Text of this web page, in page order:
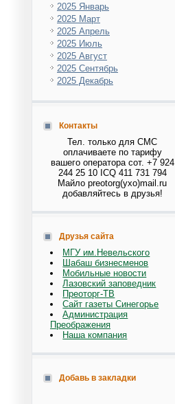
2025 Январь
2025 Март
2025 Апрель
2025 Июль
2025 Август
2025 Сентябрь
2025 Декабрь
Контакты
Тел. только для СМС
оплачиваете по тарифу
вашего оператора сот. +7 924
244 25 10 ICQ 411 731 794
Майло preotorg(ухо)mail.ru
добавляйтесь в друзья!
Друзья сайта
МГУ им.Невельского
Шабаш бизнесменов
Мобильные новости
Лазовский заповедник
Преоторг-ТВ
Сайт газеты Синегорье
Администрация
Преображения
Наша компания
Добавь в закладки